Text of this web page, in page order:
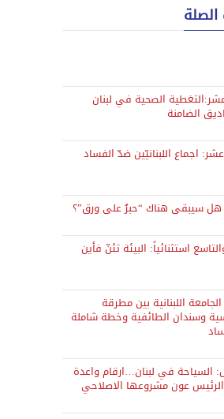
الصحية في لبنان
الضامنة
اجماع اللبنانيّين ضدّ الفساد
هل سيبقى هناك “حبرٌ على ورق”؟
استثنائياً: البيئة تئنّ فأين
اللبنانية بين مطرقة
وسندان الطائفية وخطة شاملة
السياحة في لبنان…ارقام واعدة
الرئيس عون مشروعها الاصلاحي